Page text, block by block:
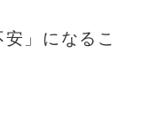
」になるこ